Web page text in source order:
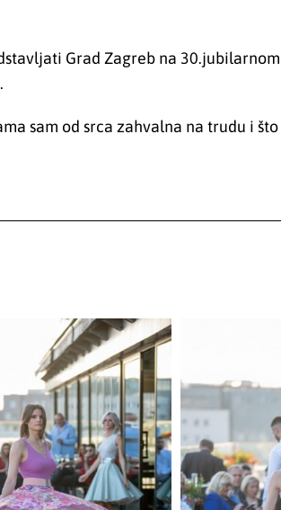
Grad Zagreb na
sam od srca zahvalna na trudu i